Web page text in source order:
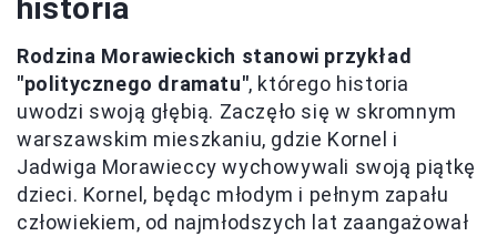
historia
Rodzina Morawieckich stanowi przykład
"politycznego dramatu", którego historia
uwodzi swoją głębią. Zaczęło się w skromnym
warszawskim mieszkaniu, gdzie Kornel i
Jadwiga Morawieccy wychowywali swoją piątkę
dzieci. Kornel, będąc młodym i pełnym zapału
człowiekiem, od najmłodszych lat zaangażował